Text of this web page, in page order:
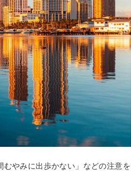
やみに出歩かない」などの注意を